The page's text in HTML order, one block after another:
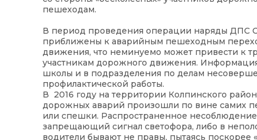
пешеходам.
В период проведения операции наряды ДПС
приближены к аварийным пешеходным
движения, что неминуемо может привести к
участникам дорожного движения.
школы и в подразделения по делам
профилактической работы.
В 2016 году на территории Колпинского
дорожных аварий произошли по вине самих
или спешки. Распространенное
запрещающий сигнал светофора, либо в
водители бывают не правы, пытаясь поскорее